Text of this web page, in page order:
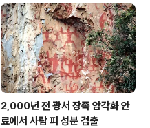
2,000년 전 광서 장족 암각화 안
료에서 사람 피 성분 검출